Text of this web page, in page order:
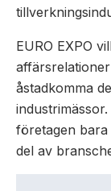
EURO EXPO
åstadkomma
företagen
del av